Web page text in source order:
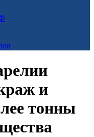
и
тонны